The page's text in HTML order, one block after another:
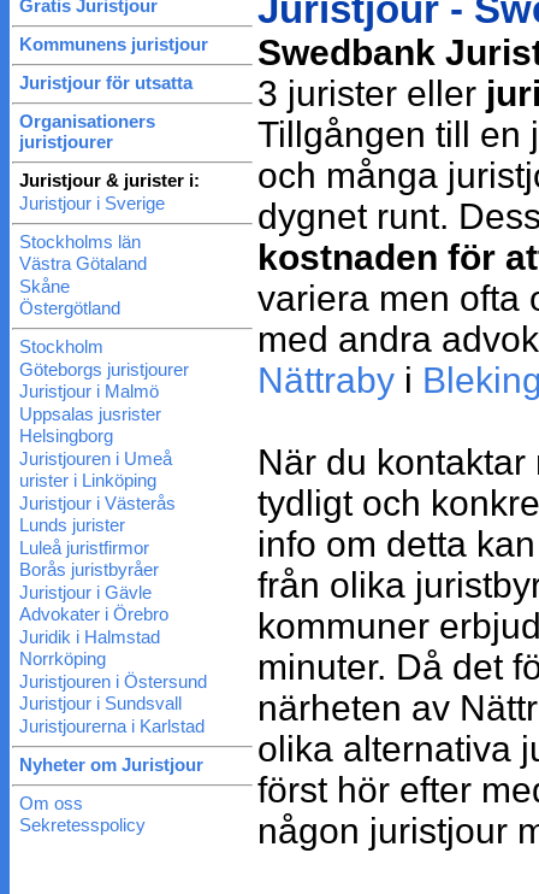
Gratis Juristjour
Kommunens juristjour
Juristjour för utsatta
Organisationers
juristjourer
Juristjour & jurister i:
Juristjour i Sverige
Stockholms län
Västra Götaland
Skåne
Östergötland
Stockholm
Göteborgs juristjourer
Juristjour i Malmö
Uppsalas jusrister
Helsingborg
Juristjouren i Umeå
urister i Linköping
Juristjour i Västerås
Lunds jurister
Luleå juristfirmor
Borås juristbyråer
Juristjour i Gävle
Advokater i Örebro
Juridik i Halmstad
Norrköping
Juristjouren i Östersund
Juristjour i Sundsvall
Juristjourerna i Karlstad
Nyheter om Juristjour
Om oss
Sekretesspolicy
Juristjour -
Swedbank
3 jurister eller
Tillgången till en
och många
dygnet runt.
kostnaden för
variera men ofta
med andra
Nättraby i
När du
tydligt och
info om detta
från olika
kommuner
minuter. Då det
närheten av
olika alternativa
först hör efter
någon juristjour